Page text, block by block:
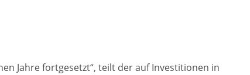
Jahre fortgesetzt“, teilt der auf Investitionen in